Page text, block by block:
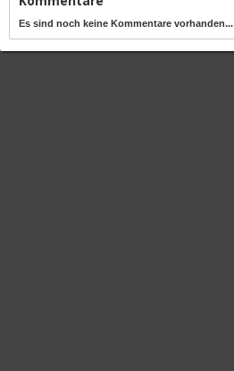
Es sind noch keine Kommentare vorhanden...